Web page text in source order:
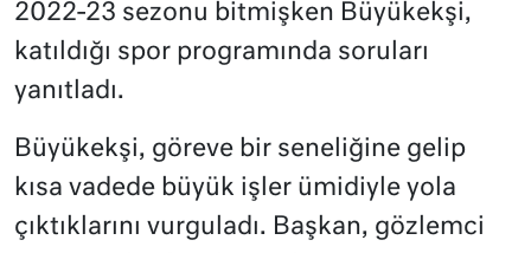
2022-23 sezonu bitmişken Büyükekşi,
katıldığı spor programında soruları
yanıtladı.
Büyükekşi, göreve bir seneliğine gelip
kısa vadede büyük işler ümidiyle yola
çıktıklarını vurguladı. Başkan, gözlemci